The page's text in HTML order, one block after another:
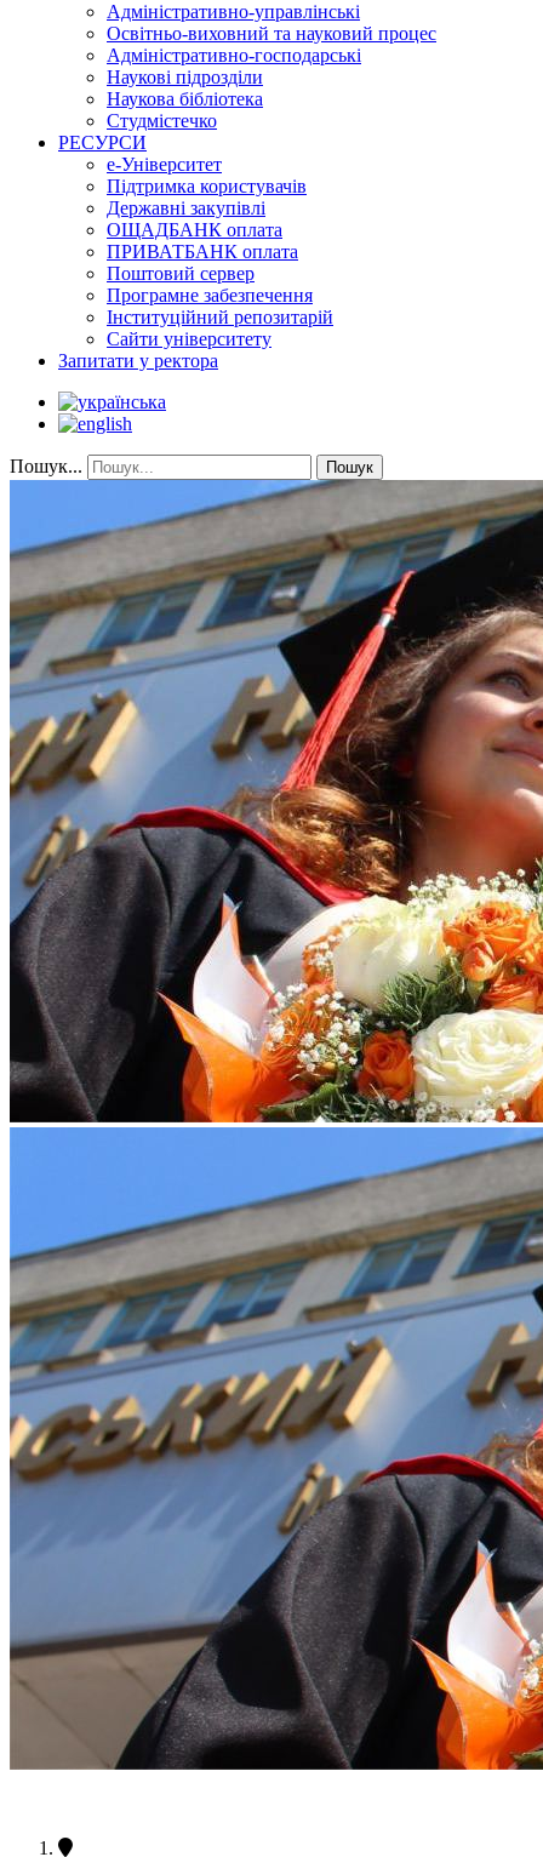
Адміністративно-управлінські
Освітньо-виховний та науковий процес
Адміністративно-господарські
Наукові підрозділи
Наукова бібліотека
Студмістечко
РЕСУРСИ
е-Університет
Підтримка користувачів
Державні закупівлі
ОЩАДБАНК оплата
ПРИВАТБАНК оплата
Поштовий сервер
Програмне забезпечення
Інституційний репозитарій
Сайти університету
Запитати у ректора
Пошук... Пошук